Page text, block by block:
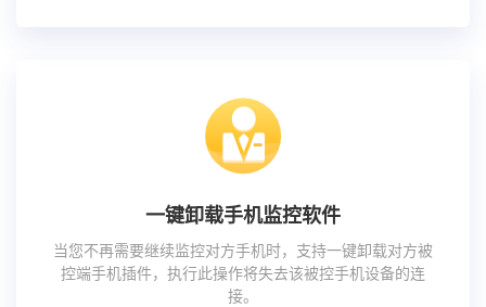
一键卸载手机监控软件
当您不再需要继续监控对方手机时，支持一键卸载对方被
控端手机插件，执行此操作将失去该被控手机设备的连
接。